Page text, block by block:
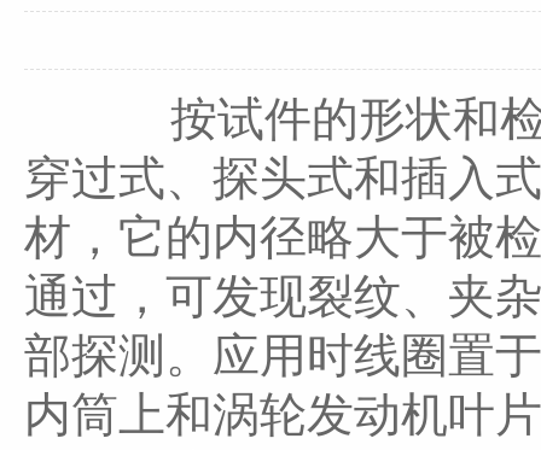
按试件的形状和检测
穿过式、探头式和插入
材，它的内径略大于被
通过，可发现裂纹、夹
部探测。应用时线圈置
内筒上和涡轮发动机叶